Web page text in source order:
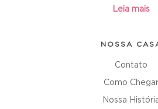
Leia mais
NOSSA
Contato
Como Chegar
Nossa